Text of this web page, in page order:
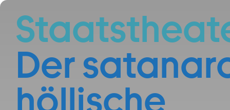
Zum Hauptinhalt springen
Der
höllische